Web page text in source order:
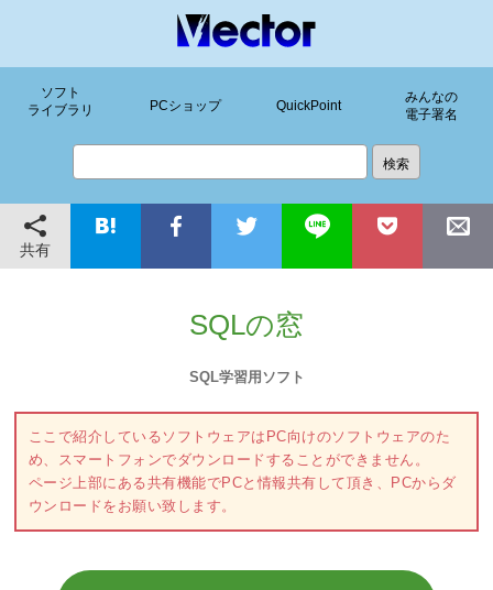
ソフト
ライブラリ
PCショップ QuickPoint
みんなの
電子署名
共有
SQLの窓
SQL学習用ソフト
ここで紹介しているソフトウェアはPC向けのソフトウェアのた
め、スマートフォンでダウンロードすることができません。
ページ上部にある共有機能でPCと情報共有して頂き、PCからダ
ウンロードをお願い致します。